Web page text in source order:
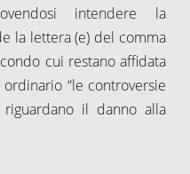
intendere la
la lettera (e) del comma
cui restano affidata
“le controversie
il danno alla